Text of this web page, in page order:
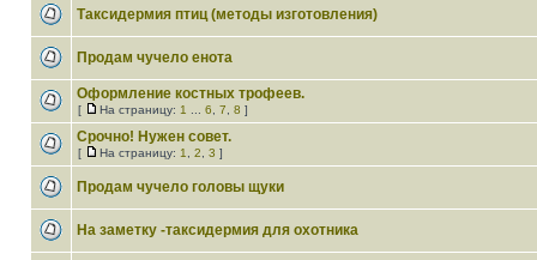
Таксидермия птиц (методы изготовления)
Продам чучело енота
Оформление костных трофеев.
[ На страницу: 1 6 7 8 ]
Срочно! Нужен совет.
[ На страницу: 1 2 3 ]
Продам чучело головы щуки
На заметку -таксидермия для охотника